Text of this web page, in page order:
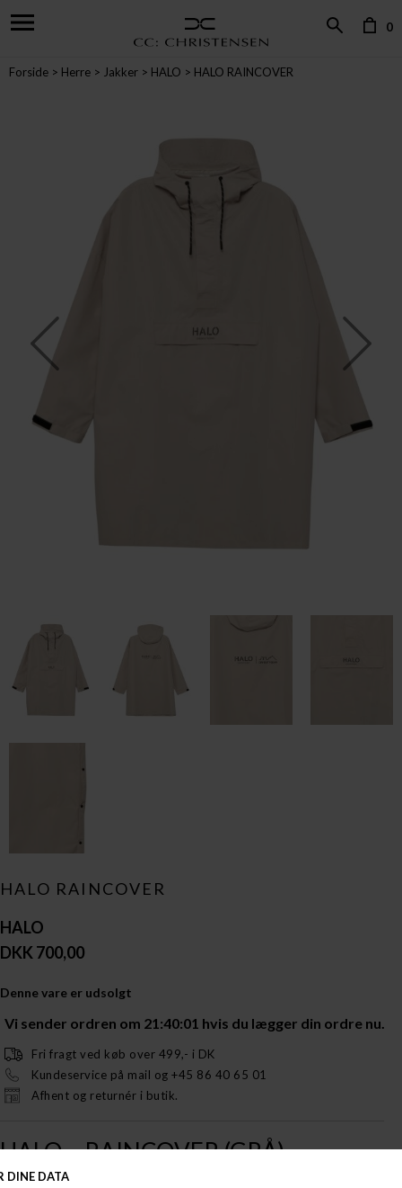
0
Forside Herre Jakker HALO HALO RAINCOVER
HALO RAINCOVER
HALO
DKK 700,00
Denne vare er udsolgt
Vi sender ordren om 21:40:00 hvis du lægger din ordre nu.
Fri fragt ved køb over 499,- i DK
Kundeservice på mail og +45 86 40 65 01
Afhent og returnér i butik.
HALO – RAINCOVER (GRÅ)
Teknisk regnbeskyttelse i et kompromisløst, pakbart